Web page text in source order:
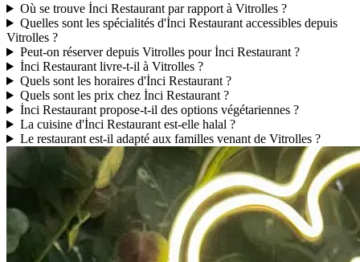
Où se trouve İnci Restaurant par rapport à Vitrolles ?
Quelles sont les spécialités d'İnci Restaurant accessibles depuis
Vitrolles ?
Peut-on réserver depuis Vitrolles pour İnci Restaurant ?
İnci Restaurant livre-t-il à Vitrolles ?
Quels sont les horaires d'İnci Restaurant ?
Quels sont les prix chez İnci Restaurant ?
İnci Restaurant propose-t-il des options végétariennes ?
La cuisine d'İnci Restaurant est-elle halal ?
Le restaurant est-il adapté aux familles venant de Vitrolles ?